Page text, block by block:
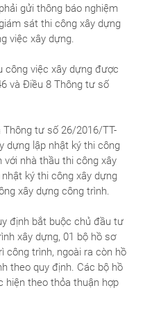
gửi thông báo nghiệm
sát thi công xây dựng
việc xây dựng.
công việc xây dựng được
và Điều 8 Thông tư số
tư số 26/2016/TT-
dựng lập nhật ký thi công
nhà thầu thi công xây
ký thi công xây dựng
xây dựng công trình.
định bắt buộc chủ đầu tư
xây dựng, 01 bộ hồ sơ
công trình, ngoài ra còn hồ
theo quy định. Các bộ hồ
hiện theo thỏa thuận hợp